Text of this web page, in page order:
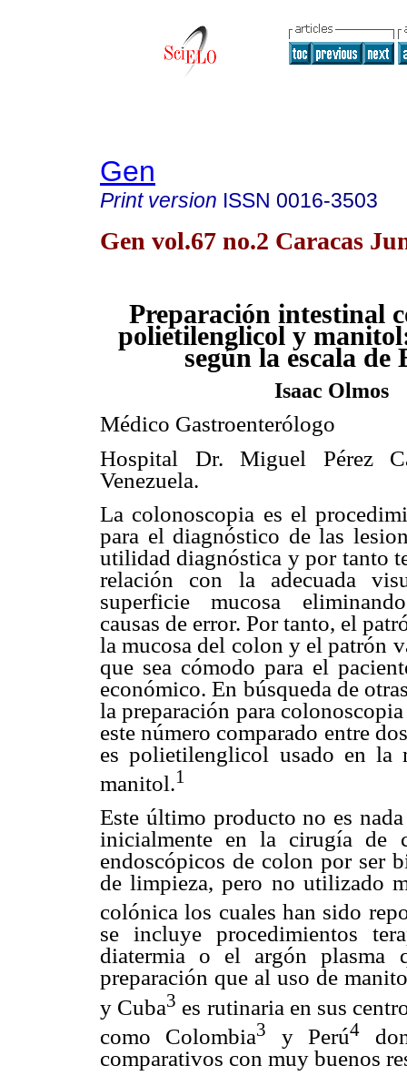
Gen
Print version ISSN 0016-3503
Gen vol.67 no.2 Caracas
Preparación intestinal
polietilenglicol y
según la escala de
Isaac Olmos
Médico Gastroenterólogo
Hospital Dr. Miguel Pérez
Venezuela.
La colonoscopia es el
para el diagnóstico de las
utilidad diagnóstica y por tanto
relación con la adecuada
superficie mucosa
causas de error. Por tanto, el
la mucosa del colon y el patrón
que sea cómodo para el
económico. En búsqueda de
la preparación para
este número comparado entre
es polietilenglicol usado en la
manitol.1
Este último producto no es
inicialmente en la cirugía de
endoscópicos de colon por ser
de limpieza, pero no utilizado
colónica los cuales han sido
se incluye procedimientos
diatermia o el argón plasma
preparación que al uso de
y Cuba3 es rutinaria en sus
como Colombia3 y Perú4
comparativos con muy buenos